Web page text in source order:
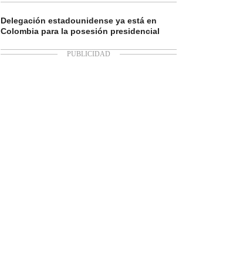
Delegación estadounidense ya está en
Colombia para la posesión presidencial